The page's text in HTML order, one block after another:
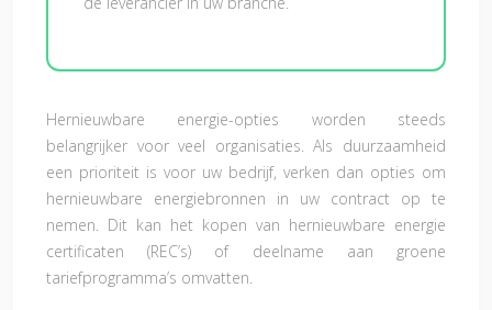
Hernieuwbare energie-opties worden steeds
belangrijker voor veel organisaties. Als duurzaamheid
een prioriteit is voor uw bedrijf, verken dan opties om
hernieuwbare energiebronnen in uw contract op te
nemen. Dit kan het kopen van hernieuwbare energie
certificaten (REC’s) of deelname aan groene
tariefprogramma’s omvatten.